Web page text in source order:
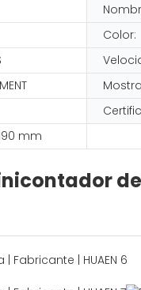
Color:
mm